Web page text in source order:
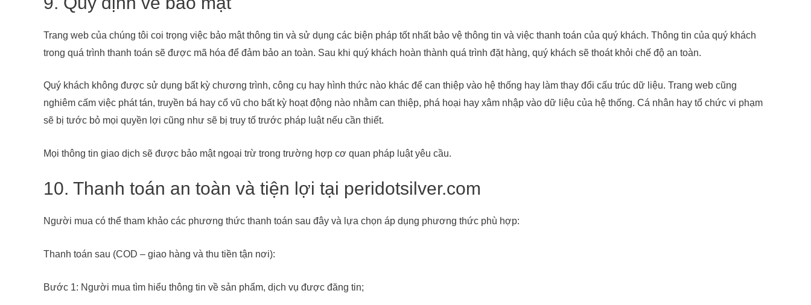
Trang web của chúng tôi coi trọng việc bảo mật thông tin và sử dụng các biện pháp tốt nhất bảo vệ thông tin và việc thanh toán của quý khách. Thông tin của quý khách
trong quá trình thanh toán sẽ được mã hóa để đảm bảo an toàn. Sau khi quý khách hoàn thành quá trình đặt hàng, quý khách sẽ thoát khỏi chế độ an toàn.
Quý khách không được sử dụng bất kỳ chương trình, công cụ hay hình thức nào khác để can thiệp vào hệ thống hay làm thay đổi cấu trúc dữ liệu. Trang web cũng
nghiêm cấm việc phát tán, truyền bá hay cổ vũ cho bất kỳ hoạt động nào nhằm can thiệp, phá hoại hay xâm nhập vào dữ liệu của hệ thống. Cá nhân hay tổ chức vi phạm
sẽ bị tước bỏ mọi quyền lợi cũng như sẽ bị truy tố trước pháp luật nếu cần thiết.
Mọi thông tin giao dịch sẽ được bảo mật ngoại trừ trong trường hợp cơ quan pháp luật yêu cầu.
10. Thanh toán an toàn và tiện lợi tại peridotsilver.com
Người mua có thể tham khảo các phương thức thanh toán sau đây và lựa chọn áp dụng phương thức phù hợp:
Thanh toán sau (COD – giao hàng và thu tiền tận nơi):
Bước 1: Người mua tìm hiểu thông tin về sản phẩm, dịch vụ được đăng tin;